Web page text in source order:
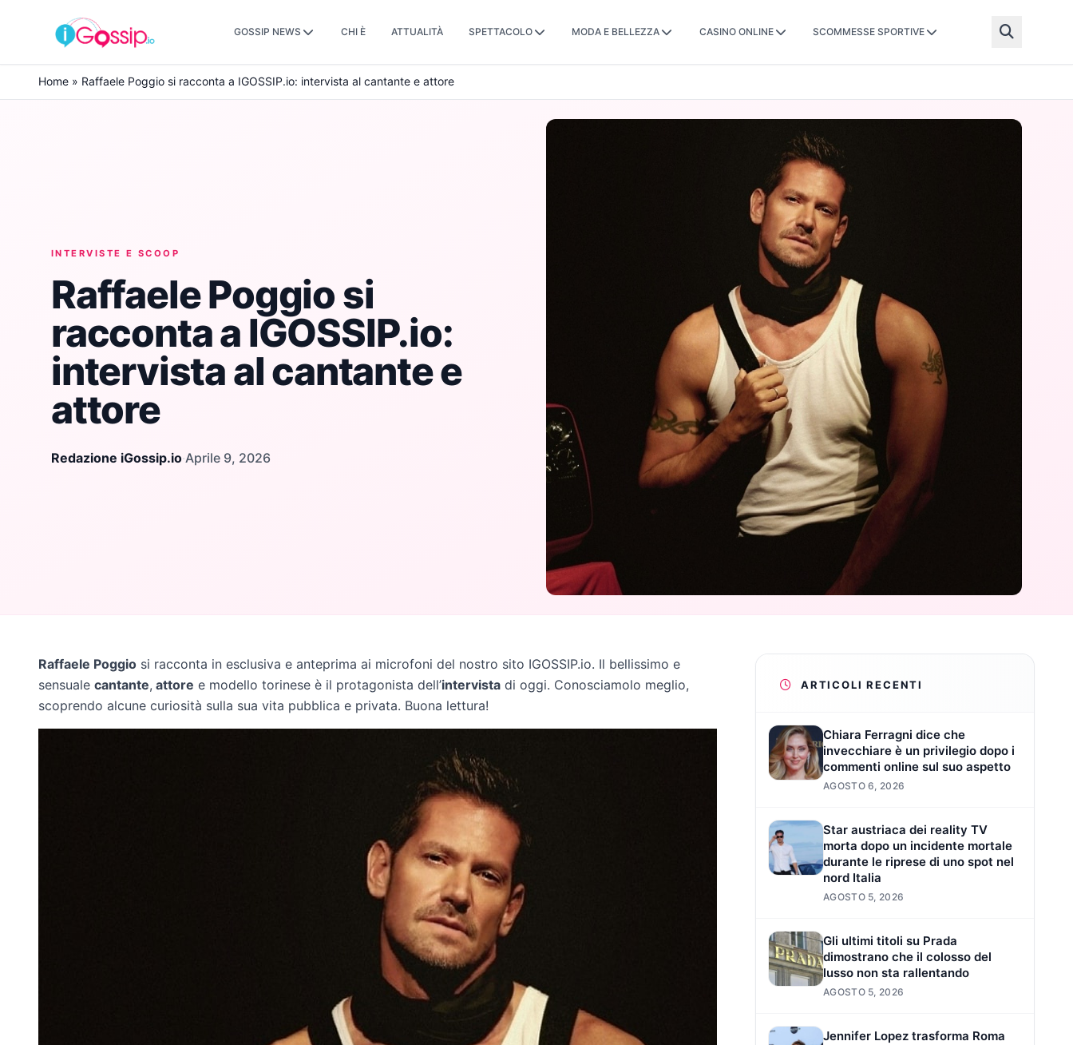
Skip to content
GOSSIP NEWS CHI È ATTUALITÀ SPETTACOLO MODA E BELLEZZA CASINO ONLINE SCOMMESSE SPORTIVE
Home » Raffaele Poggio si racconta a IGOSSIP.io: intervista al cantante e attore
INTERVISTE E SCOOP
Raffaele Poggio si
racconta a IGOSSIP.io:
intervista al cantante e
attore
Redazione iGossip.io·Aprile 9, 2026
Raffaele Poggio si racconta in esclusiva e anteprima ai microfoni del nostro sito IGOSSIP.io. Il bellissimo e
sensuale cantante, attore e modello torinese è il protagonista dell’intervista di oggi. Conosciamolo meglio,
scoprendo alcune curiosità sulla sua vita pubblica e privata. Buona lettura!
ARTICOLI RECENTI
Chiara Ferragni dice che
invecchiare è un privilegio dopo i
commenti online sul suo aspetto
AGOSTO 6, 2026
Star austriaca dei reality TV
morta dopo un incidente mortale
durante le riprese di uno spot nel
nord Italia
AGOSTO 5, 2026
Gli ultimi titoli su Prada
dimostrano che il colosso del
lusso non sta rallentando
AGOSTO 5, 2026
Jennifer Lopez trasforma Roma